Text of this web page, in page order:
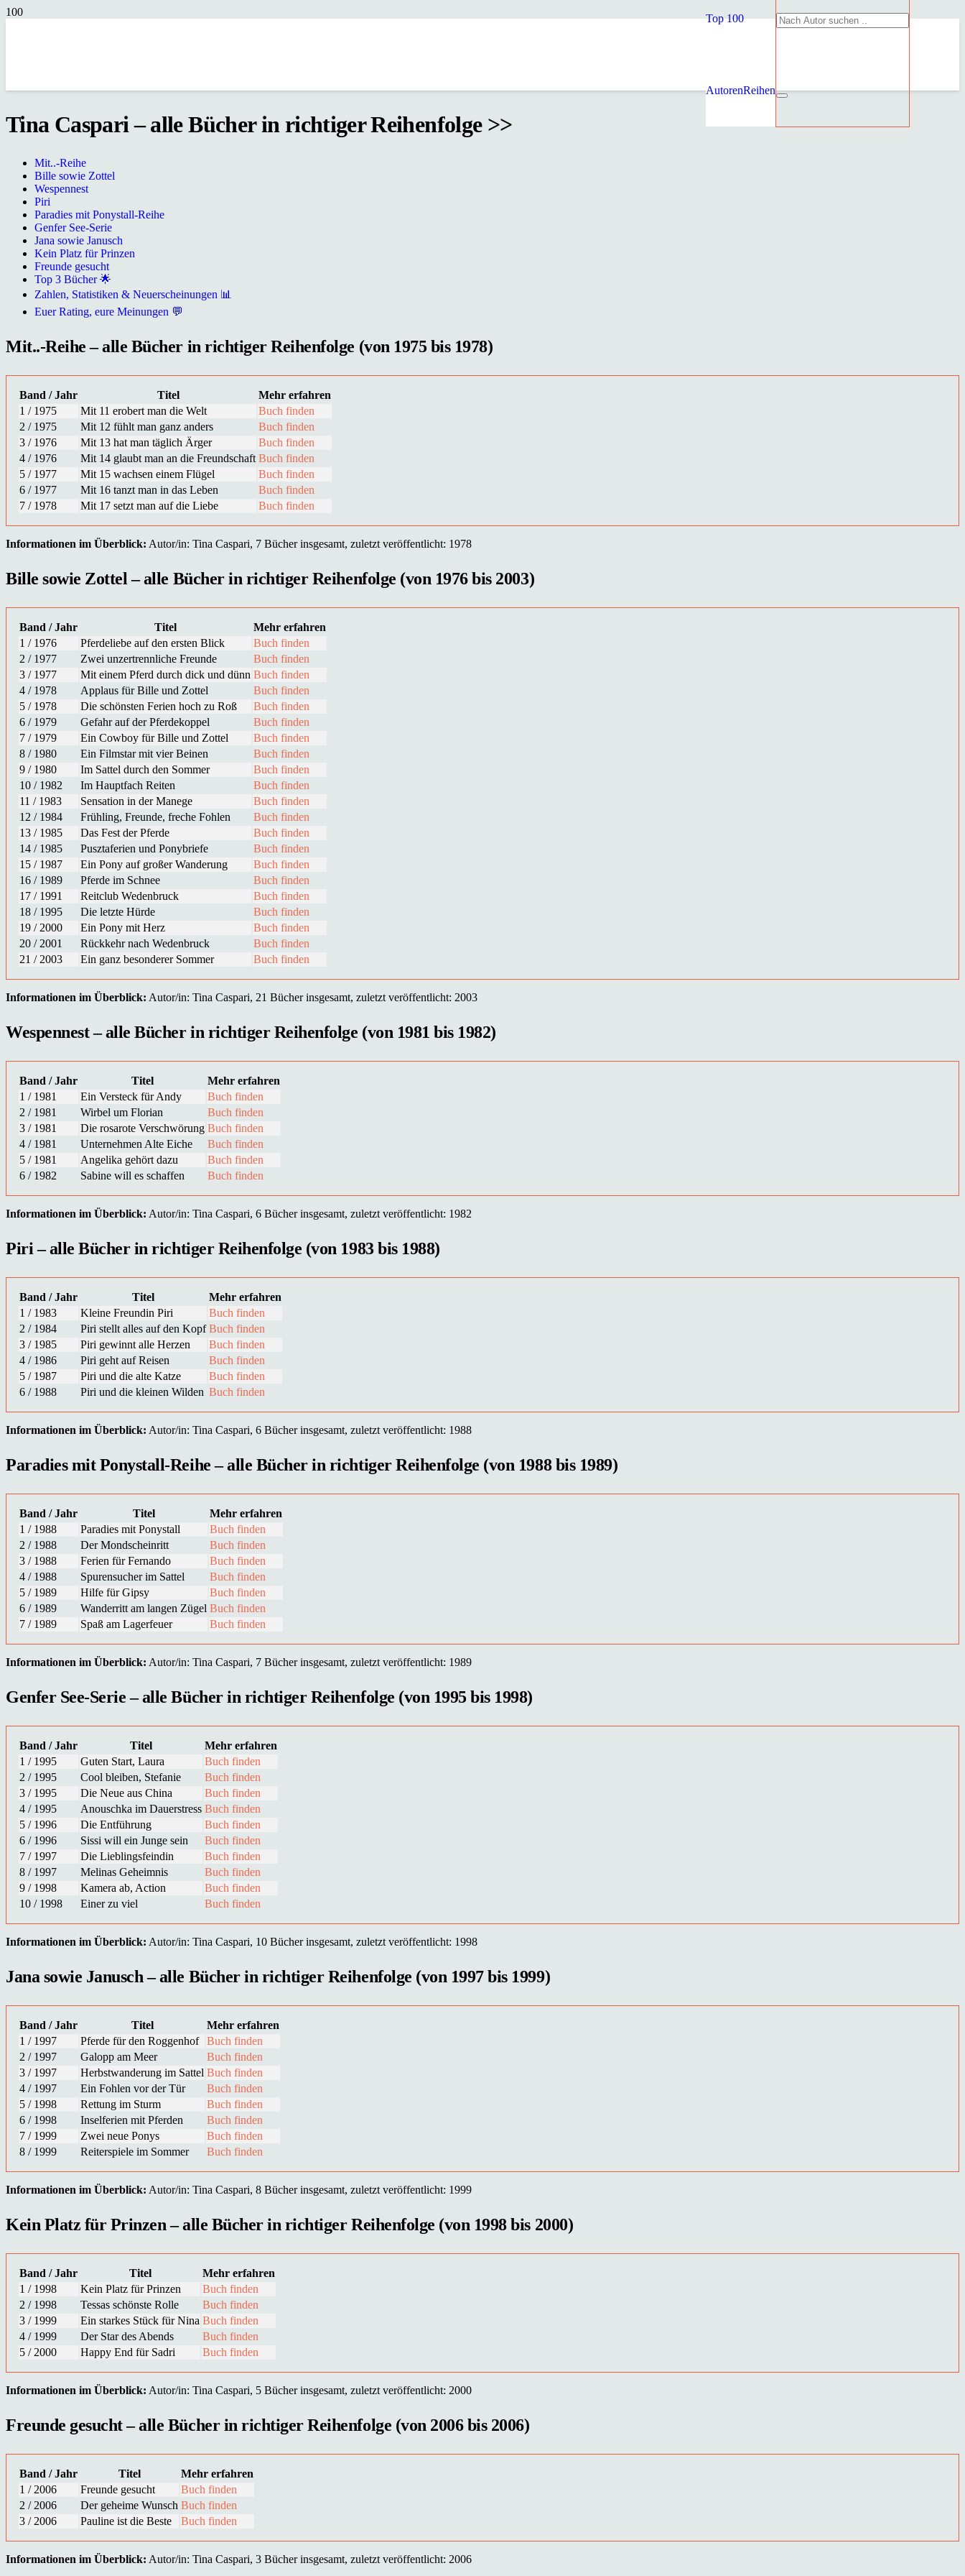
Top 100
AutorenReihen
Tina Caspari – alle Bücher in richtiger Reihenfolge >>
Mit..-Reihe
Bille sowie Zottel
Wespennest
Piri
Paradies mit Ponystall-Reihe
Genfer See-Serie
Jana sowie Janusch
Kein Platz für Prinzen
Freunde gesucht
Top 3 Bücher 🌟
Zahlen, Statistiken & Neuerscheinungen 📊
Euer Rating, eure Meinungen 💬
Mit..-Reihe – alle Bücher in richtiger Reihenfolge (von 1975 bis 1978)
Band / Jahr Titel
Mehr erfahren
1 / 1975
Mit 11 erobert man die Welt
Buch finden
2 / 1975
Mit 12 fühlt man ganz anders
Buch finden
3 / 1976
Mit 13 hat man täglich Ärger
Buch finden
4 / 1976
Mit 14 glaubt man an die Freundschaft Buch finden
5 / 1977
Mit 15 wachsen einem Flügel
Buch finden
6 / 1977
Mit 16 tanzt man in das Leben
Buch finden
7 / 1978
Mit 17 setzt man auf die Liebe Buch finden
Informationen im Überblick: Autor/in: Tina Caspari, 7 Bücher insgesamt, zuletzt veröffentlicht: 1978
Bille sowie Zottel – alle Bücher in richtiger Reihenfolge (von 1976 bis 2003)
Band / Jahr Titel
Mehr erfahren
1 / 1976
Pferdeliebe auf den ersten Blick
Buch finden
2 / 1977
Zwei unzertrennliche Freunde
Buch finden
3 / 1977
Mit einem Pferd durch dick und dünn Buch finden
4 / 1978
Applaus für Bille und Zottel
Buch finden
5 / 1978
Die schönsten Ferien hoch zu Roß
Buch finden
6 / 1979
Gefahr auf der Pferdekoppel
Buch finden
7 / 1979
Ein Cowboy für Bille und Zottel
Buch finden
8 / 1980
Ein Filmstar mit vier Beinen
Buch finden
9 / 1980
Im Sattel durch den Sommer
Buch finden
10 / 1982
Im Hauptfach Reiten
Buch finden
11 / 1983
Sensation in der Manege
Buch finden
12 / 1984
Frühling, Freunde, freche Fohlen
Buch finden
13 / 1985
Das Fest der Pferde
Buch finden
14 / 1985
Pusztaferien und Ponybriefe
Buch finden
15 / 1987
Ein Pony auf großer Wanderung
Buch finden
16 / 1989
Pferde im Schnee
Buch finden
17 / 1991
Reitclub Wedenbruck
Buch finden
18 / 1995
Die letzte Hürde
Buch finden
19 / 2000
Ein Pony mit Herz
Buch finden
20 / 2001
Rückkehr nach Wedenbruck
Buch finden
21 / 2003
Ein ganz besonderer Sommer Buch finden
Informationen im Überblick: Autor/in: Tina Caspari, 21 Bücher insgesamt, zuletzt veröffentlicht: 2003
Wespennest – alle Bücher in richtiger Reihenfolge (von 1981 bis 1982)
Band / Jahr Titel
Mehr erfahren
1 / 1981
Ein Versteck für Andy
Buch finden
2 / 1981
Wirbel um Florian
Buch finden
3 / 1981
Die rosarote Verschwörung Buch finden
4 / 1981
Unternehmen Alte Eiche
Buch finden
5 / 1981
Angelika gehört dazu
Buch finden
6 / 1982
Sabine will es schaffen Buch finden
Informationen im Überblick: Autor/in: Tina Caspari, 6 Bücher insgesamt, zuletzt veröffentlicht: 1982
Piri – alle Bücher in richtiger Reihenfolge (von 1983 bis 1988)
Band / Jahr Titel
Mehr erfahren
1 / 1983
Kleine Freundin Piri
Buch finden
2 / 1984
Piri stellt alles auf den Kopf Buch finden
3 / 1985
Piri gewinnt alle Herzen
Buch finden
4 / 1986
Piri geht auf Reisen
Buch finden
5 / 1987
Piri und die alte Katze
Buch finden
6 / 1988
Piri und die kleinen Wilden Buch finden
Informationen im Überblick: Autor/in: Tina Caspari, 6 Bücher insgesamt, zuletzt veröffentlicht: 1988
Paradies mit Ponystall-Reihe – alle Bücher in richtiger Reihenfolge (von 1988 bis 1989)
Band / Jahr Titel
Mehr erfahren
1 / 1988
Paradies mit Ponystall
Buch finden
2 / 1988
Der Mondscheinritt
Buch finden
3 / 1988
Ferien für Fernando
Buch finden
4 / 1988
Spurensucher im Sattel
Buch finden
5 / 1989
Hilfe für Gipsy
Buch finden
6 / 1989
Wanderritt am langen Zügel Buch finden
7 / 1989
Spaß am Lagerfeuer Buch finden
Informationen im Überblick: Autor/in: Tina Caspari, 7 Bücher insgesamt, zuletzt veröffentlicht: 1989
Genfer See-Serie – alle Bücher in richtiger Reihenfolge (von 1995 bis 1998)
Band / Jahr Titel
Mehr erfahren
1 / 1995
Guten Start, Laura
Buch finden
2 / 1995
Cool bleiben, Stefanie
Buch finden
3 / 1995
Die Neue aus China
Buch finden
4 / 1995
Anouschka im Dauerstress Buch finden
5 / 1996
Die Entführung
Buch finden
6 / 1996
Sissi will ein Junge sein
Buch finden
7 / 1997
Die Lieblingsfeindin
Buch finden
8 / 1997
Melinas Geheimnis
Buch finden
9 / 1998
Kamera ab, Action
Buch finden
10 / 1998
Einer zu viel Buch finden
Informationen im Überblick: Autor/in: Tina Caspari, 10 Bücher insgesamt, zuletzt veröffentlicht: 1998
Jana sowie Janusch – alle Bücher in richtiger Reihenfolge (von 1997 bis 1999)
Band / Jahr Titel
Mehr erfahren
1 / 1997
Pferde für den Roggenhof
Buch finden
2 / 1997
Galopp am Meer
Buch finden
3 / 1997
Herbstwanderung im Sattel Buch finden
4 / 1997
Ein Fohlen vor der Tür
Buch finden
5 / 1998
Rettung im Sturm
Buch finden
6 / 1998
Inselferien mit Pferden
Buch finden
7 / 1999
Zwei neue Ponys
Buch finden
8 / 1999
Reiterspiele im Sommer Buch finden
Informationen im Überblick: Autor/in: Tina Caspari, 8 Bücher insgesamt, zuletzt veröffentlicht: 1999
Kein Platz für Prinzen – alle Bücher in richtiger Reihenfolge (von 1998 bis 2000)
Band / Jahr Titel
Mehr erfahren
1 / 1998
Kein Platz für Prinzen
Buch finden
2 / 1998
Tessas schönste Rolle
Buch finden
3 / 1999
Ein starkes Stück für Nina Buch finden
4 / 1999
Der Star des Abends
Buch finden
5 / 2000
Happy End für Sadri Buch finden
Informationen im Überblick: Autor/in: Tina Caspari, 5 Bücher insgesamt, zuletzt veröffentlicht: 2000
Freunde gesucht – alle Bücher in richtiger Reihenfolge (von 2006 bis 2006)
Band / Jahr Titel
Mehr erfahren
1 / 2006
Freunde gesucht
Buch finden
2 / 2006
Der geheime Wunsch Buch finden
3 / 2006
Pauline ist die Beste Buch finden
Informationen im Überblick: Autor/in: Tina Caspari, 3 Bücher insgesamt, zuletzt veröffentlicht: 2006